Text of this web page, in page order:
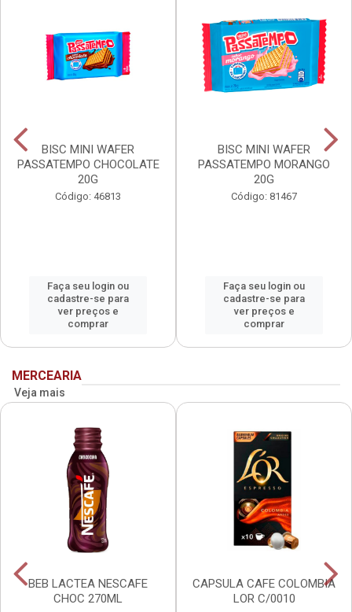
BISC MINI WAFER
PASSATEMPO CHOCOLATE
20G
Código: 46813
Faça seu login ou
cadastre-se para
ver preços e
comprar
BISC MINI WAFER
PASSATEMPO MORANGO
20G
Código: 81467
Faça seu login ou
cadastre-se para
ver preços e
comprar
MERCEARIA
Veja mais
BEB LACTEA NESCAFE
CHOC 270ML
CAPSULA CAFE COLOMBIA
LOR C/0010